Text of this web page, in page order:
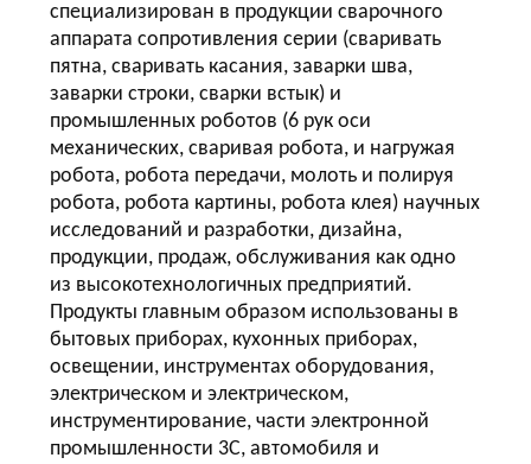
специализирован в продукции сварочного
аппарата сопротивления серии (сваривать
пятна, сваривать касания, заварки шва,
заварки строки, сварки встык) и
промышленных роботов (6 рук оси
механических, сваривая робота, и нагружая
робота, робота передачи, молоть и полируя
робота, робота картины, робота клея) научных
исследований и разработки, дизайна,
продукции, продаж, обслуживания как одно
из высокотехнологичных предприятий.
Продукты главным образом использованы в
бытовых приборах, кухонных приборах,
освещении, инструментах оборудования,
электрическом и электрическом,
инструментирование, части электронной
промышленности 3C, автомобиля и